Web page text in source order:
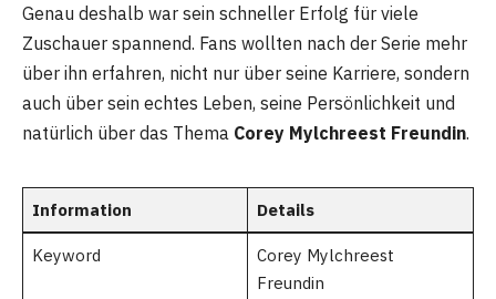
Genau deshalb war sein schneller Erfolg für viele
Zuschauer spannend. Fans wollten nach der Serie mehr
über ihn erfahren, nicht nur über seine Karriere, sondern
auch über sein echtes Leben, seine Persönlichkeit und
natürlich über das Thema Corey Mylchreest Freundin.
Information Details
Keyword
Corey Mylchreest
Freundin